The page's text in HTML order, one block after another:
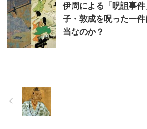
伊周による「呪詛事
子・敦成を呪った一
当なのか？